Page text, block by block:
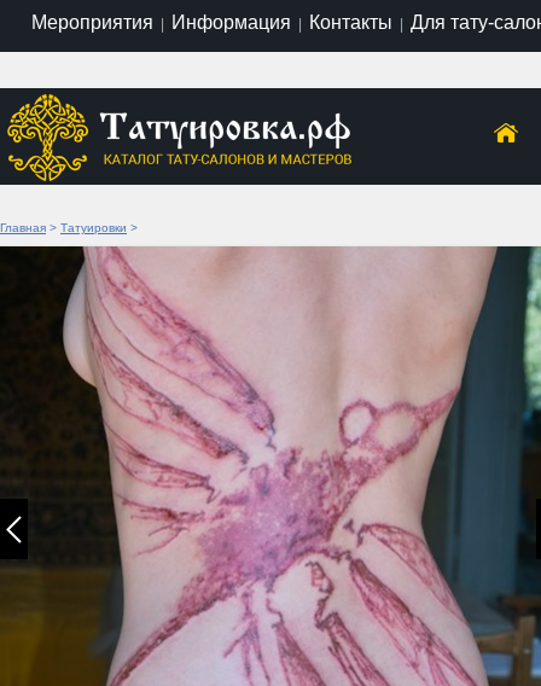
Мероприятия | Информация | Контакты | Для тату-
Главная > Татуировки >